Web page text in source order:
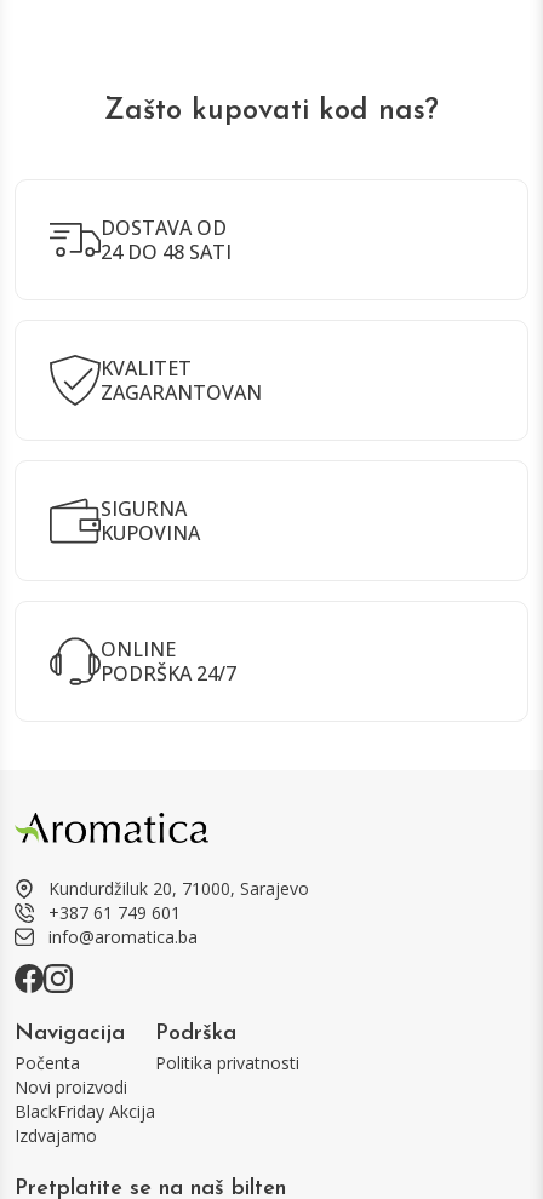
Zašto kupovati kod nas?
DOSTAVA OD
24 DO 48 SATI
KVALITET
ZAGARANTOVAN
SIGURNA
KUPOVINA
ONLINE
PODRŠKA 24/7
Kundurdžiluk 20, 71000, Sarajevo
+387 61 749 601
info@aromatica.ba
Navigacija
Počenta
Novi proizvodi
BlackFriday Akcija
Izdvajamo
Podrška
Politika privatnosti
Pretplatite se na naš bilten